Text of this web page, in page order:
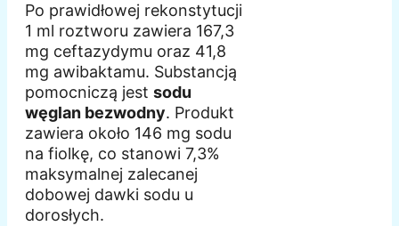
Po prawidłowej rekonstytucji
1 ml roztworu zawiera 167,3
mg ceftazydymu oraz 41,8
mg awibaktamu. Substancją
pomocniczą jest sodu
węglan bezwodny. Produkt
zawiera około 146 mg sodu
na fiolkę, co stanowi 7,3%
maksymalnej zalecanej
dobowej dawki sodu u
dorosłych.